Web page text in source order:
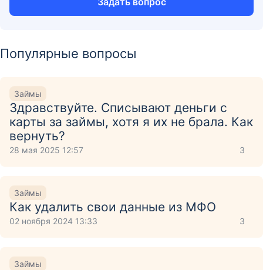
Популярные вопросы
Займы
Здравствуйте. Списывают деньги с
карты за займы, хотя я их не брала. Как
вернуть?
28 мая 2025 12:57 3
Займы
Как удалить свои данные из МФО
02 ноября 2024 13:33 3
Займы